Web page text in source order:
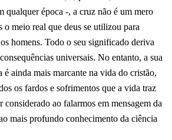
qualquer época -, a cruz não é um mero
o meio real que deus se utilizou para
homens. Todo o seu significado deriva
universais. No entanto, a sua
é ainda mais marcante na vida do cristão,
os fardos e sofrimentos que a vida traz
considerado ao falarmos em mensagem da
mais profundo conhecimento da ciência